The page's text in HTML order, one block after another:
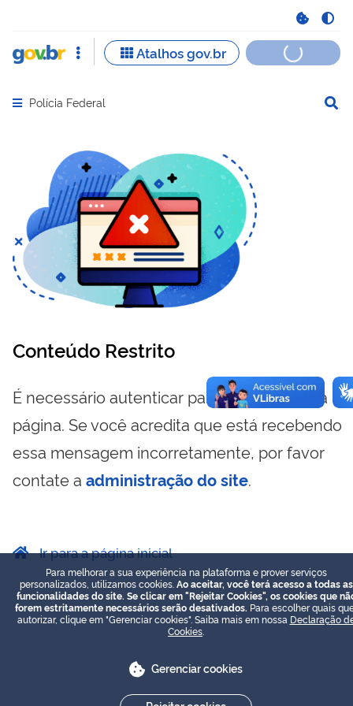
Abrir menu principal de navegação
Polícia Federal
Conteúdo Restrito
É necessário autenticar para visualizar essa
página. Se você acredita que está recebendo
essa mensagem incorretamente, por favor
contate a administração do site.
Ir para a página inicial
Para melhorar a sua experiência na plataforma e prover serviços
personalizados, utilizamos cookies. Ao aceitar, você terá acesso a todas as
funcionalidades do site. Se clicar em "Rejeitar Cookies", os cookies que
forem estritamente necessários serão desativados. Para escolher quais
autorizar, clique em "Gerenciar cookies". Saiba mais em nossa Declaração
Cookies
Gerenciar cookies